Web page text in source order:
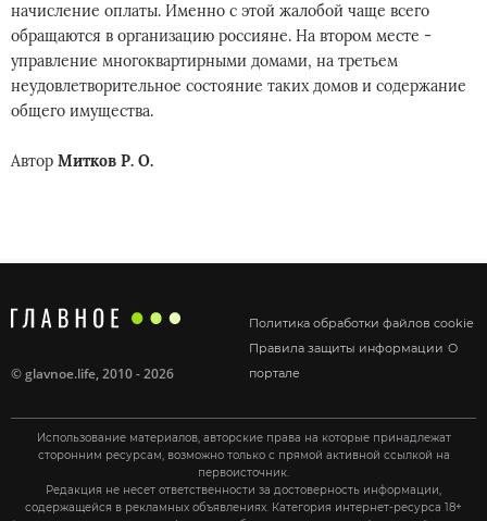
начисление оплаты. Именно с этой жалобой чаще всего
обращаются в организацию россияне. На втором месте -
управление многоквартирными домами, на третьем
неудовлетворительное состояние таких домов и содержание
общего имущества.
Автор Митков Р. О.
Политика обработки файлов cookie
Правила защиты информации О
портале
©glavnoe.life, 2010 - 2026
Использование материалов, авторские права на которые принадлежат
сторонним ресурсам, возможно только с прямой активной ссылкой на
первоисточник.
Редакция не несет ответственности за достоверность информации,
содержащейся в рекламных объявлениях. Категория интернет-ресурса 18+